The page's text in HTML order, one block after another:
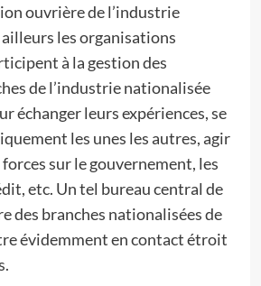
ouvrière de l’industrie
les organisations
à la gestion des
de l’industrie nationalisée
échanger leurs expériences, se
les unes les autres, agir
sur le gouvernement, les
etc. Un tel bureau central de
des branches nationalisées de
évidemment en contact étroit